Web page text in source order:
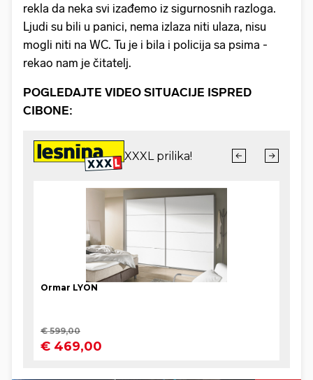
rekla da neka svi izađemo iz sigurnosnih razloga.
Ljudi su bili u panici, nema izlaza niti ulaza, nisu
mogli niti na WC. Tu je i bila i policija sa psima -
rekao nam je čitatelj.
POGLEDAJTE VIDEO SITUACIJE ISPRED
CIBONE: